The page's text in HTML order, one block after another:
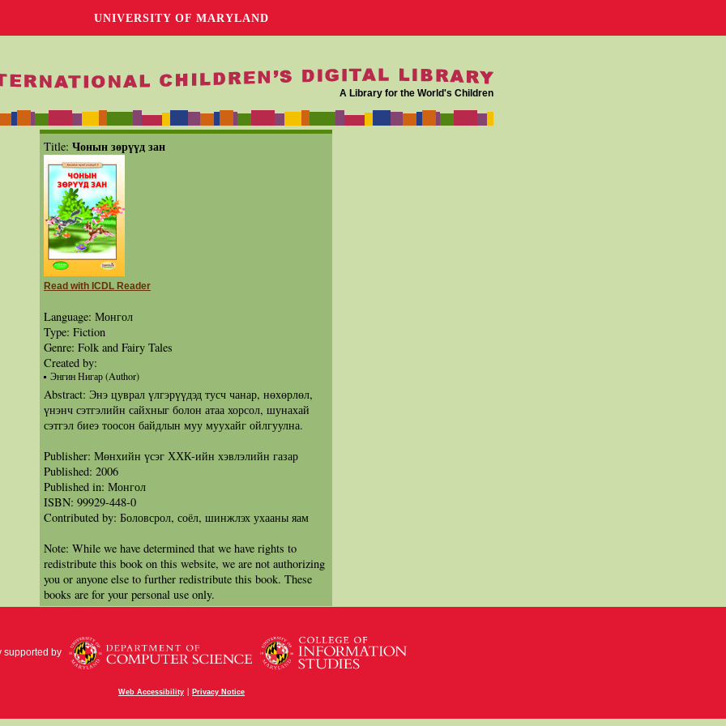
UNIVERSITY OF MARYLAND
A Library for the World's Children
Title: Чонын зөрүүд зан
Read with ICDL Reader
Language: Монгол
Type: Fiction
Genre: Folk and Fairy Tales
Created by:
Энгин Нигар (Author)
Abstract: Энэ цуврал үлгэрүүдэд тусч чанар, нөхөрлөл,
үнэнч сэтгэлийн сайхныг болон атаа хорсол, шунахай
сэтгэл биеэ тоосон байдлын муу муухайг ойлгуулна.
Publisher: Мөнхийн үсэг ХХК-ийн хэвлэлийн газар
Published: 2006
Published in: Монгол
ISBN: 99929-448-0
Contributed by: Боловсрол, соёл, шинжлэх ухааны яам
Note: While we have determined that we have rights to
redistribute this book on this website, we are not authorizing
you or anyone else to further redistribute this book. These
books are for your personal use only.
supported by
Web Accessibility | Privacy Notice